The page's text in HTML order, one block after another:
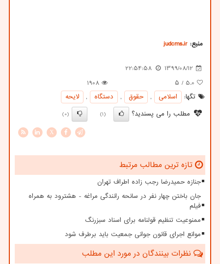
منبع: judcms.ir
1399/08/12
22:54:58
5.0 / ۵
1908
تگها:
اسلامی , حقوق , دستگاه ,
لایحه
مطلب را می پسندید؟
(1)
(0)
X
تازه ترین مطالب مرتبط
جنازه حمیدرضا رجب زاده اطراف تهران
جان باختن چهار نفر در سانحه رانندگی مراغه - هشترود به همراه
فیلم
ممنوعیت تنظیم قولنامه برای اسناد سبزرنگ
موانع اجرای قانون جوانی جمعیت باید برطرف شود
نظرات بینندگان در مورد این مطلب